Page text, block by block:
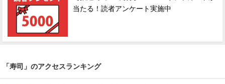
当たる！読者アンケート実施中
「寿司」のアクセスランキング